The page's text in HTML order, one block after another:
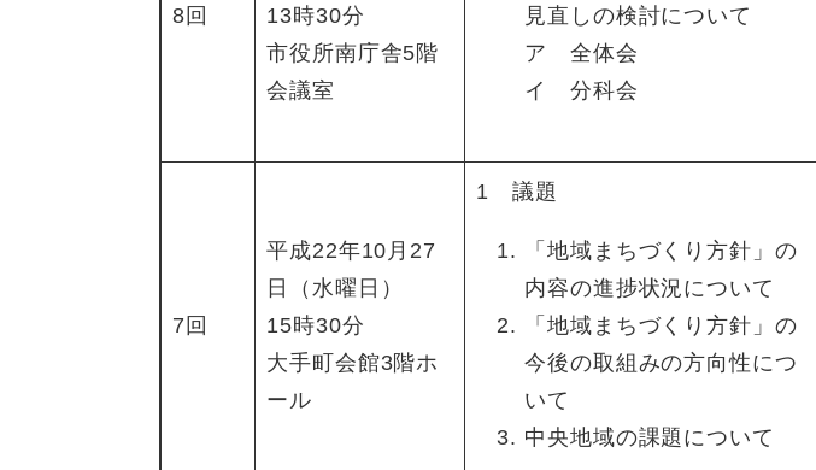
8回
13時30分
市役所南庁舎5階
会議室
見直しの検討について
ア 全体会
イ 分科会
7回
平成22年10月27
日（水曜日）
15時30分
大手町会館3階ホ
ール
1 議題
「地域まちづくり方針」の
内容の進捗状況について
「地域まちづくり方針」の
今後の取組みの方向性につ
いて
中央地域の課題について